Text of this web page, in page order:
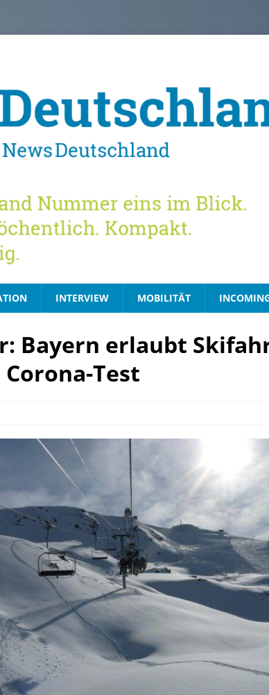
INTERVIEW MOBILITÄT
Bayern erlaubt
Test